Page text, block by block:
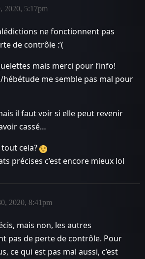
2020, 5:17pm
ne fonctionnent pas
de contrôle :’(
mais merci pour l’info!
hébétude me semble pas mal pour
il faut voir si elle peut revenir
cassé…
cela?
précises c’est encore mieux lol
2020, 8:41pm
mais non, les autres
pas de perte de contrôle. Pour
ce qui est pas mal aussi, c’est